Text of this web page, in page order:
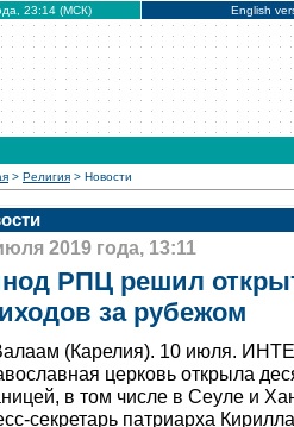
23:14 (МСК) English
> Религия > Новости
2019 года, 13:11
РПЦ решил
за рубежом
(Карелия). 10 июля.
церковь открыла
в том числе в Сеуле и
секретарь патриарха